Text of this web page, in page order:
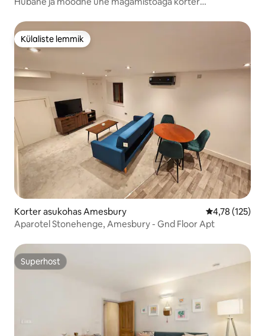
Külaliste lemmik
Külaliste lemmik
Korter asukohas Amesbury Keskmine
4,78 (125)
Aparotel Stonehenge, Amesbury - Gnd Floor Apt
Superhost
Superhost